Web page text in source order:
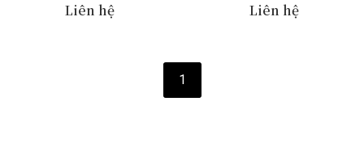
Liên hệ Liên hệ
1